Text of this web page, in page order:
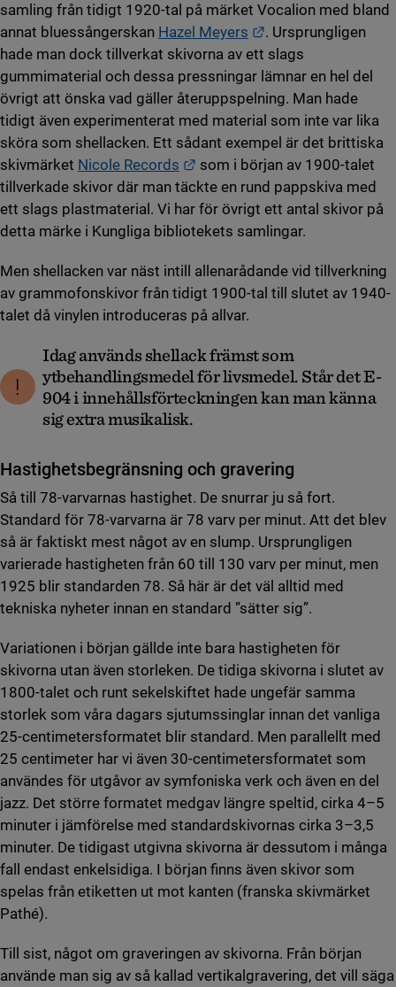
samling från tidigt 1920-tal på märket Vocalion med bland
annat bluessångerskan Hazel Meyers Länk till annan
. Ursprungligen
hade man dock tillverkat skivorna av ett slags
gummimaterial och dessa pressningar lämnar en hel del
övrigt att önska vad gäller återuppspelning. Man hade
tidigt även experimenterat med material som inte var lika
sköra som shellacken. Ett sådant exempel är det brittiska
skivmärket Nicole Records Länk till annan webbplats.
som i början av 1900-talet
tillverkade skivor där man täckte en rund pappskiva med
ett slags plastmaterial. Vi har för övrigt ett antal skivor på
detta märke i Kungliga bibliotekets samlingar.
Men shellacken var näst intill allenarådande vid tillverkning
av grammofonskivor från tidigt 1900-tal till slutet av 1940-
talet då vinylen introduceras på allvar.
Idag används shellack främst som
ytbehandlingsmedel för livsmedel. Står det E-
904 i innehållsförteckningen kan man känna
sig extra musikalisk.
Hastighetsbegränsning och gravering
Så till 78-varvarnas hastighet. De snurrar ju så fort.
Standard för 78-varvarna är 78 varv per minut. Att det blev
så är faktiskt mest något av en slump. Ursprungligen
varierade hastigheten från 60 till 130 varv per minut, men
1925 blir standarden 78. Så här är det väl alltid med
tekniska nyheter innan en standard ”sätter sig”.
Variationen i början gällde inte bara hastigheten för
skivorna utan även storleken. De tidiga skivorna i slutet av
1800-talet och runt sekelskiftet hade ungefär samma
storlek som våra dagars sjutumssinglar innan det vanliga
25-centimetersformatet blir standard. Men parallellt med
25 centimeter har vi även 30-centimetersformatet som
användes för utgåvor av symfoniska verk och även en del
jazz. Det större formatet medgav längre speltid, cirka 4–5
minuter i jämförelse med standardskivornas cirka 3–3,5
minuter. De tidigast utgivna skivorna är dessutom i många
fall endast enkelsidiga. I början finns även skivor som
spelas från etiketten ut mot kanten (franska skivmärket
Pathé).
Till sist, något om graveringen av skivorna. Från början
använde man sig av så kallad vertikalgravering, det vill säga